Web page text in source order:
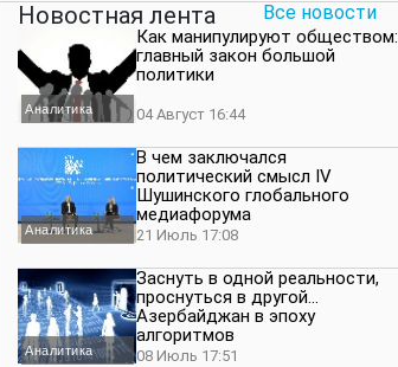
Новостная лента Все новости
Аналитика
Как манипулируют обществом:
главный закон большой
политики
04 Август 16:44
Аналитика
В чем заключался
политический смысл IV
Шушинского глобального
медиафорума
21 Июль 17:08
Аналитика
Заснуть в одной реальности,
проснуться в другой…
Азербайджан в эпоху
алгоритмов
08 Июль 17:51